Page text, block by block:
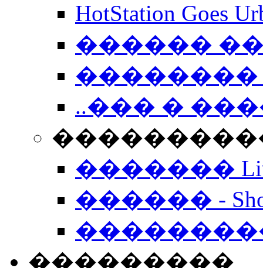
HotStation
������
��������
..��� �
����������
�������
������ -
���������